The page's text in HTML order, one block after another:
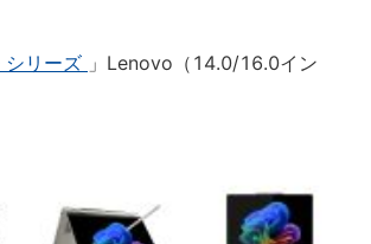
リーズ 」Lenovo（14.0/16.0イン